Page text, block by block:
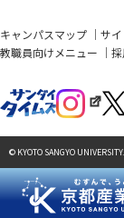
キャンパスマップ サ
教職員向けメニュー
© KYOTO SANGYO